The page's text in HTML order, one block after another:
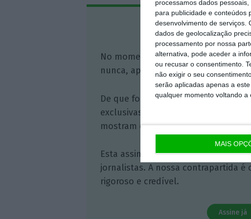
processamos dados
para publicidade e conteúdos
desenvolvimento de serviços.
dados de geolocalização
processamento por nossa
alternativa, pode aceder a
ou recusar o consentimento.
não exigir o seu
serão aplicadas apenas a
qualquer momento voltando a
MAIS
Assine o
No momento em que a informação
nunca, apoie o jornalismo
De que forma? Assine o ECO
exclusivas, à opinião que conta, às
mostram o outro lado da história.
Esta assinatura é uma forma de
jornalistas. A nossa contrapartida
rigoroso e credível.
Assine já